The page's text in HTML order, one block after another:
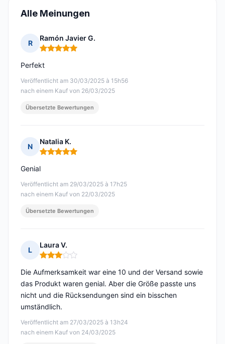
Alle Meinungen
R
Ramón Javier G.
Hinweis: 5 von 5
Veröffentlicht am 30/03/2025 à 15h56
nach einem Kauf von 26/03/2025
Perfekt
Übersetzte Bewertungen
N
Natalia K.
Hinweis: 5 von 5
Veröffentlicht am 29/03/2025 à 17h25
nach einem Kauf von 22/03/2025
Genial
Übersetzte Bewertungen
L
Laura V.
Hinweis: 3 von 5
Veröffentlicht am 27/03/2025 à 13h24
nach einem Kauf von 24/03/2025
Die Aufmerksamkeit war eine 10 und der Versand sowie
das Produkt waren genial. Aber die Größe passte uns
nicht und die Rücksendungen sind ein bisschen
umständlich.